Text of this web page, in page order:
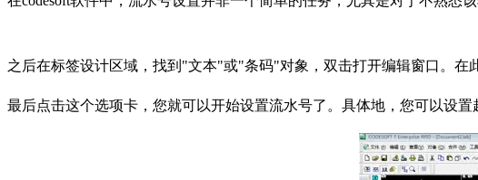
之后在标签设计区域，找到"文本"或"条码"对象，双击打开编辑窗口。在
最后点击这个选项卡，您就可以开始设置流水号了。具体地，您可以设